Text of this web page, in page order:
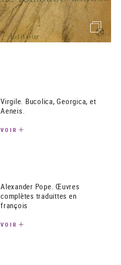
()image
Virgile. Bucolica, Georgica, et
Aeneis.
VOIR
Alexander Pope. Œuvres
complètes traduittes en
françois
VOIR